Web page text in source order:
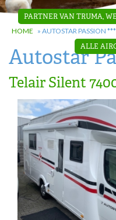
Dakopbouw
airco’s
‘Onder de
bank’ airco’s
‘Teleco
Ultra
Comfort ‘
airco
Airco
montage
PARTNER VAN TRUMA,
ALLE
HOME » AUTOSTAR PASSION
Autostar
Telair Silent